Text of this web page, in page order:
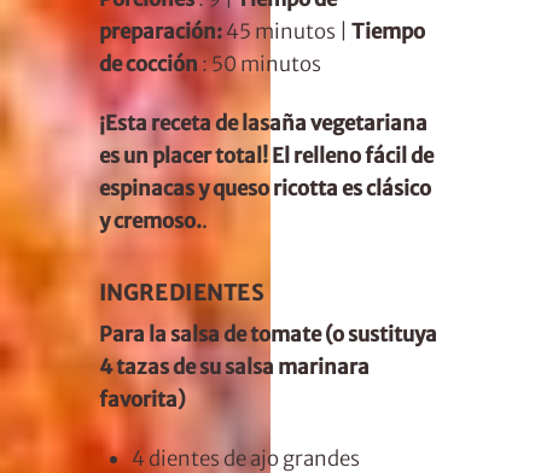
preparación:45 minutos | Tiempo
de cocción : 50 minutos
¡Esta receta de lasaña vegetariana
es un placer total! El relleno fácil de
espinacas y queso ricotta es clásico
y cremoso..
INGREDIENTES
Para la salsa de tomate (o sustituya
4 tazas de su salsa marinara
favorita)
4dientes de ajo grandes